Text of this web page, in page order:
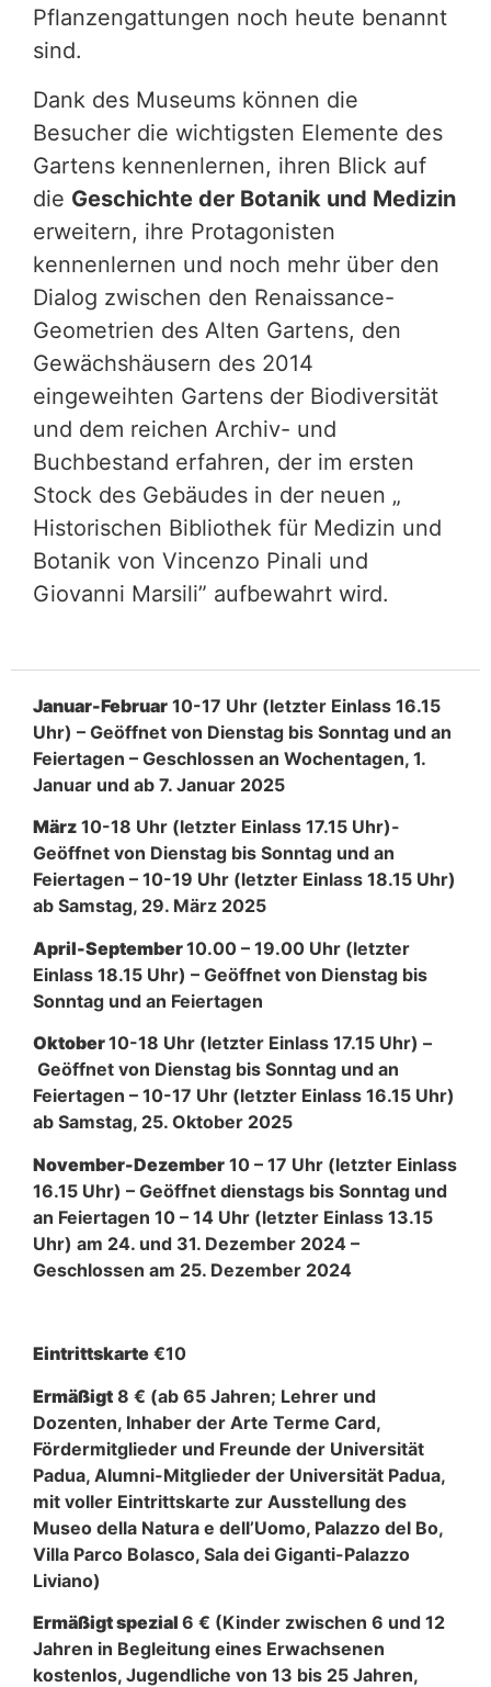
Pflanzengattungen noch heute benannt
sind.
Dank des Museums können die
Besucher die wichtigsten Elemente des
Gartens kennenlernen, ihren Blick auf
die Geschichte der Botanik und Medizin
erweitern, ihre Protagonisten
kennenlernen und noch mehr über den
Dialog zwischen den Renaissance-
Geometrien des Alten Gartens, den
Gewächshäusern des 2014
eingeweihten Gartens der Biodiversität
und dem reichen Archiv- und
Buchbestand erfahren, der im ersten
Stock des Gebäudes in der neuen „
Historischen Bibliothek für Medizin und
Botanik von Vincenzo Pinali und
Giovanni Marsili” aufbewahrt wird.
Januar-Februar 10-17 Uhr (letzter Einlass 16.15
Uhr) – Geöffnet von Dienstag bis Sonntag und an
Feiertagen – Geschlossen an Wochentagen, 1.
Januar und ab 7. Januar 2025
März 10-18 Uhr (letzter Einlass 17.15 Uhr)-
Geöffnet von Dienstag bis Sonntag und an
Feiertagen – 10-19 Uhr (letzter Einlass 18.15 Uhr)
ab Samstag, 29. März 2025
April-September10.00 – 19.00 Uhr (letzter
Einlass 18.15 Uhr) – Geöffnet von Dienstag bis
Sonntag und an Feiertagen
Oktober10-18 Uhr (letzter Einlass 17.15 Uhr) –
Geöffnet von Dienstag bis Sonntag und an
Feiertagen – 10-17 Uhr (letzter Einlass 16.15 Uhr)
ab Samstag, 25. Oktober 2025
November-Dezember 10 – 17 Uhr (letzter Einlass
16.15 Uhr) – Geöffnet dienstags bis Sonntag und
an Feiertagen 10 – 14 Uhr (letzter Einlass 13.15
Uhr) am 24. und 31. Dezember 2024 –
Geschlossen am 25. Dezember 2024
Eintrittskarte €10
Ermäßigt 8 € (ab 65 Jahren; Lehrer und
Dozenten, Inhaber der Arte Terme Card,
Fördermitglieder und Freunde der Universität
Padua, Alumni-Mitglieder der Universität Padua,
mit voller Eintrittskarte zur Ausstellung des
Museo della Natura e dell’Uomo, Palazzo del Bo,
Villa Parco Bolasco, Sala dei Giganti-Palazzo
Liviano)
Ermäßigt spezial 6 € (Kinder zwischen 6 und 12
Jahren in Begleitung eines Erwachsenen
kostenlos, Jugendliche von 13 bis 25 Jahren,